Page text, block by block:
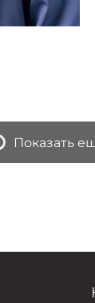
Показать